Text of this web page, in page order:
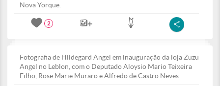
Nova Yorque.
2
Fotografia de Hildegard Angel em inauguração da loja Zuzu
Angel no Leblon, com o Deputado Aloysio Mario Teixeira
Filho, Rose Marie Muraro e Alfredo de Castro Neves